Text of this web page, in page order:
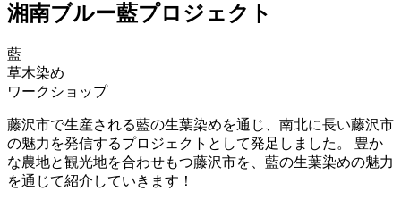
湘南ブルー藍プロジェクト
藍
草木染め
ワークショップ
藤沢市で生産される藍の生葉染めを通じ、南北に長い藤沢市
の魅力を発信するプロジェクトとして発足しました。 豊か
な農地と観光地を合わせもつ藤沢市を、藍の生葉染めの魅力
を通じて紹介していきます！